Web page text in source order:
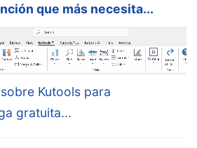
que más necesita...
Kutools para
gratuita...